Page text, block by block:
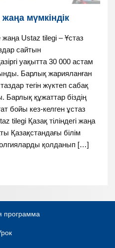
мүмкіндік
жаңа Ustaz tilegi – Ұстаз
сайтын
уақытта 30 000 астам
Барлық жарияланған
тегін жүктеп сабақ
құжаттар біздің
бойы кез-келген ұстаз
tilegi Қазақ тіліндегі жаңа
Қазақстандағы білім
қолданып […]
программа